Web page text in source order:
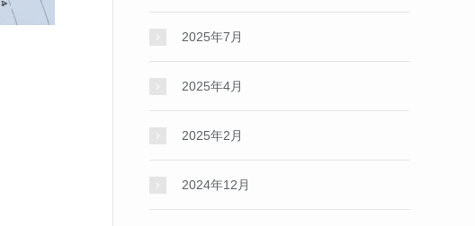
2025年7月
2025年4月
2025年2月
2024年12月